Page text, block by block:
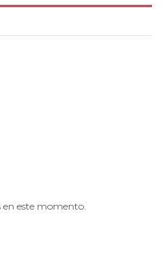
en este momento.